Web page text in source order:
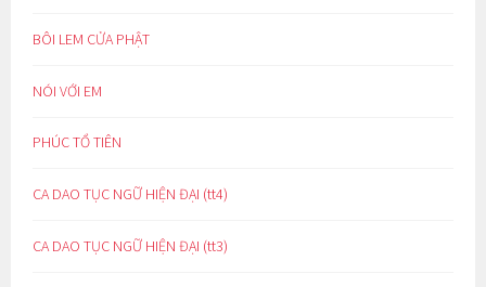
BÔI LEM CỬA PHẬT
NÓI VỚI EM
PHÚC TỔ TIÊN
CA DAO TỤC NGỮ HIỆN ĐẠI (tt4)
CA DAO TỤC NGỮ HIỆN ĐẠI (tt3)